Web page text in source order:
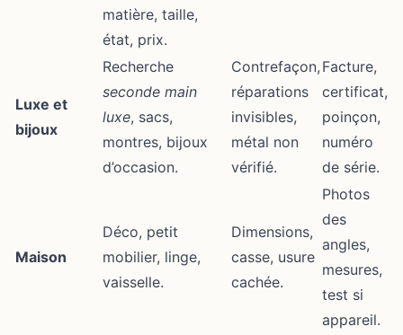
matière, taille,
état, prix.
Luxe et
bijoux
Recherche
seconde main
luxe, sacs,
montres, bijoux
d’occasion.
Contrefaçon,
réparations
invisibles,
métal non
vérifié.
Facture,
certificat,
poinçon,
numéro
de série.
Maison
Déco, petit
mobilier, linge,
vaisselle.
Dimensions,
casse, usure
cachée.
Photos
des
angles,
mesures,
test si
appareil.